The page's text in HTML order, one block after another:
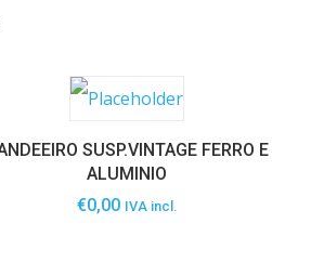
SUSP.VINTAGE FERRO E
ALUMINIO
€0,00 IVA incl.